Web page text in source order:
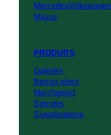
Mercedes
Maxus
Volkswagen
PRODUITS
Galeries
Berces vitres
Marchepied
Serrures
Signalisations